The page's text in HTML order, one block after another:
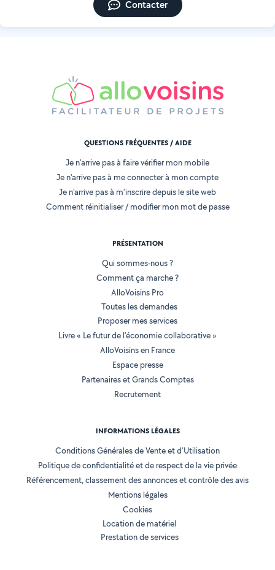
Contacter
QUESTIONS FRÉQUENTES / AIDE
Je n'arrive pas à faire vérifier mon mobile
Je n'arrive pas à me connecter à mon compte
Je n'arrive pas à m'inscrire depuis le site web
Comment réinitialiser / modifier mon mot de passe
PRÉSENTATION
Qui sommes-nous ?
Comment ça marche ?
AlloVoisins Pro
Toutes les demandes
Proposer mes services
Livre « Le futur de l'économie collaborative »
AlloVoisins en France
Espace presse
Partenaires et Grands Comptes
Recrutement
INFORMATIONS LÉGALES
Conditions Générales de Vente et d'Utilisation
Politique de confidentialité et de respect de la vie privée
Référencement, classement des annonces et contrôle des avis
Mentions légales
Cookies
Location de matériel
Prestation de services